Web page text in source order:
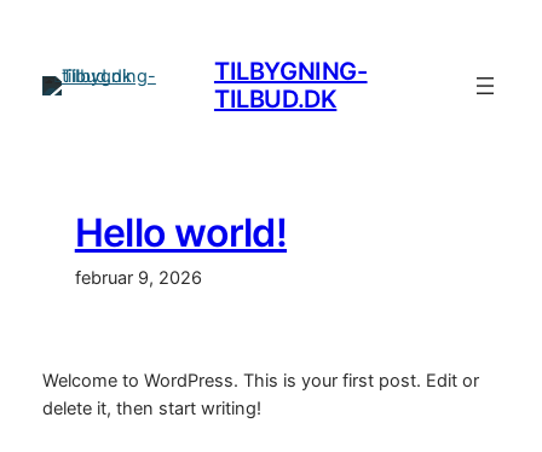
indhold
TILBYGNING-
TILBUD.DK
Hello world!
februar 9, 2026
Welcome to WordPress. This is your first post. Edit or
delete it, then start writing!